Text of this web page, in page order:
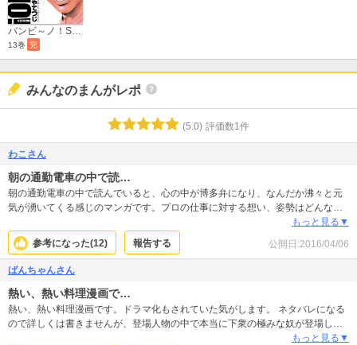
13巻 完
みんなのまんがレポ
(5.0) 評価数1 件
わこさん
朝の通勤電車の中で読…
朝の通勤電車の中で読んでいると、心の中が博多弁になり、なんだか沸々と元
気が湧いてくる感じのマンガです。プロの仕事に対する想い、姿勢はどんな状
況、職業の人にも通じるものたと思います。あと、お料理が本当に美味しそ
う！
もっと見る▼
参考になった(12) 報告する 公開日:2016/04/06
ばんちゃんさん
熱い、熱い料理漫画で…
熱い、熱い料理漫画です。ドラマ化もされていた気がします。 ネタバレになる
ので詳しくは書きませんが、登場人物の中で本当に下衆の極みな奴が登場しま
す。 そいつが、アスカさんを◯◯から◯◯した時はもう！許せない！と叫んで
もっと見る▼